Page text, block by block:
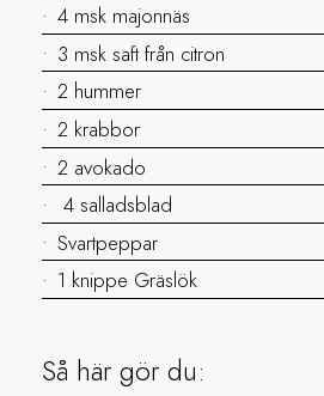
4 msk majonnäs
3 msk saft från citron
2 hummer
2 krabbor
2 avokado
4 salladsblad
Svartpeppar
1 knippe Gräslök
Så här gör du: